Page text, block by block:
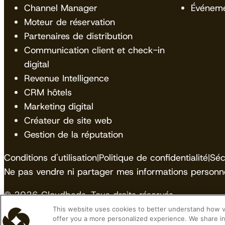
Channel Manager
Moteur de réservation
Partenaires de distribution
Communication client et check-in
digital
Revenue Intelligence
CRM hôtels
Marketing digital
Créateur de site web
Gestion de la réputation
Conditions d'utilisation|Politique de confidentialité|
Ne pas vendre ni partager mes informations
© 2026 Cloudbeds. Tous droits réservés.
Cloudbeds is an independent hospitality software
This website uses cookies to better understand how
offer you a more personalized experience. We share